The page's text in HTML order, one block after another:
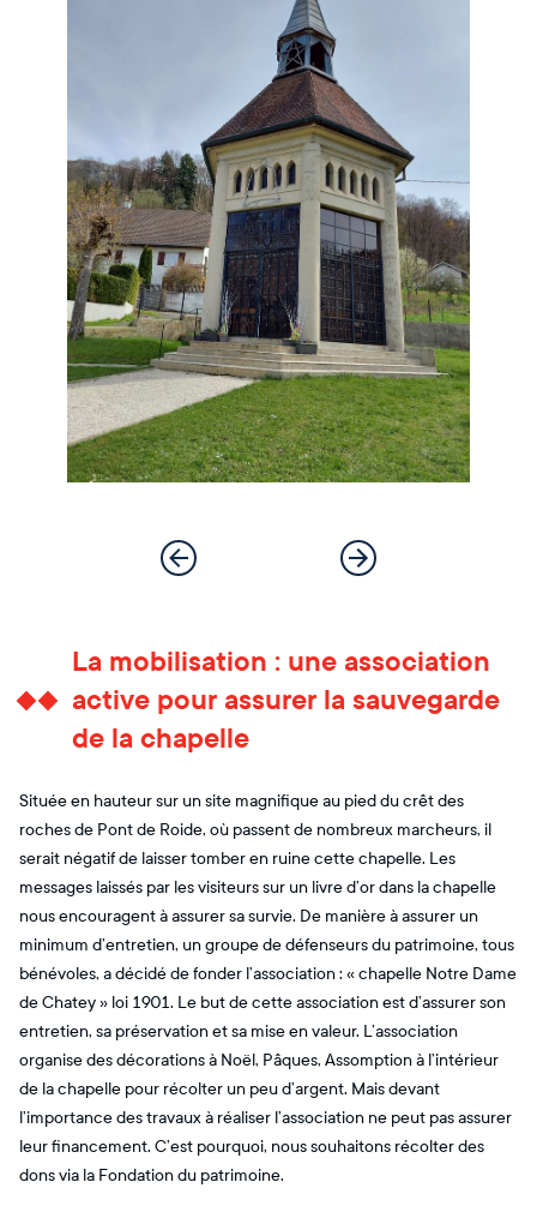
La mobilisation : une association
active pour assurer la sauvegarde
de la chapelle
Située en hauteur sur un site magnifique au pied du crêt des
roches de Pont de Roide, où passent de nombreux marcheurs, il
serait négatif de laisser tomber en ruine cette chapelle. Les
messages laissés par les visiteurs sur un livre d’or dans la chapelle
nous encouragent à assurer sa survie. De manière à assurer un
minimum d’entretien, un groupe de défenseurs du patrimoine, tous
bénévoles, a décidé de fonder l’association : « chapelle Notre Dame
de Chatey » loi 1901. Le but de cette association est d’assurer son
entretien, sa préservation et sa mise en valeur. L’association
organise des décorations à Noël, Pâques, Assomption à l’intérieur
de la chapelle pour récolter un peu d’argent. Mais devant
l’importance des travaux à réaliser l’association ne peut pas assurer
leur financement. C’est pourquoi, nous souhaitons récolter des
dons via la Fondation du patrimoine.